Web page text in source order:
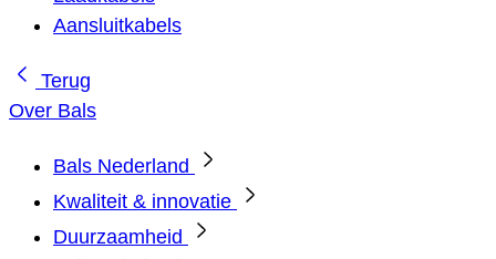
Aansluitkabels
Terug
Over Bals
Bals Nederland
Kwaliteit & innovatie
Duurzaamheid